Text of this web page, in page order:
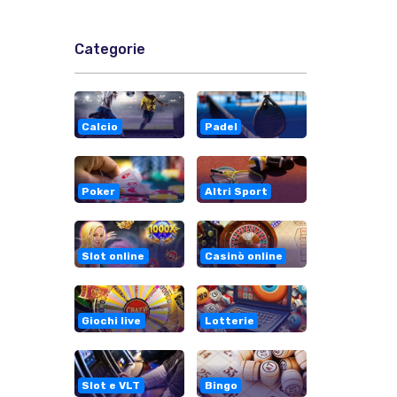
Categorie
Calcio Padel
Poker Altri Sport
Slot online Casinò online
Giochi live Lotterie
Slot e VLT Bingo